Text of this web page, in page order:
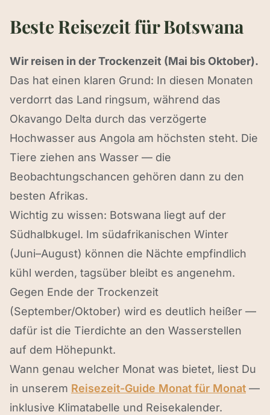
Beste Reisezeit für Botswana
Wir reisen in der Trockenzeit (Mai bis Oktober).
Das hat einen klaren Grund: In diesen Monaten
verdorrt das Land ringsum, während das
Okavango Delta durch das verzögerte
Hochwasser aus Angola am höchsten steht. Die
Tiere ziehen ans Wasser — die
Beobachtungschancen gehören dann zu den
besten Afrikas.
Wichtig zu wissen: Botswana liegt auf der
Südhalbkugel. Im südafrikanischen Winter
(Juni–August) können die Nächte empfindlich
kühl werden, tagsüber bleibt es angenehm.
Gegen Ende der Trockenzeit
(September/Oktober) wird es deutlich heißer —
dafür ist die Tierdichte an den Wasserstellen
auf dem Höhepunkt.
Wann genau welcher Monat was bietet, liest Du
in unserem Reisezeit-Guide Monat für Monat —
inklusive Klimatabelle und Reisekalender.